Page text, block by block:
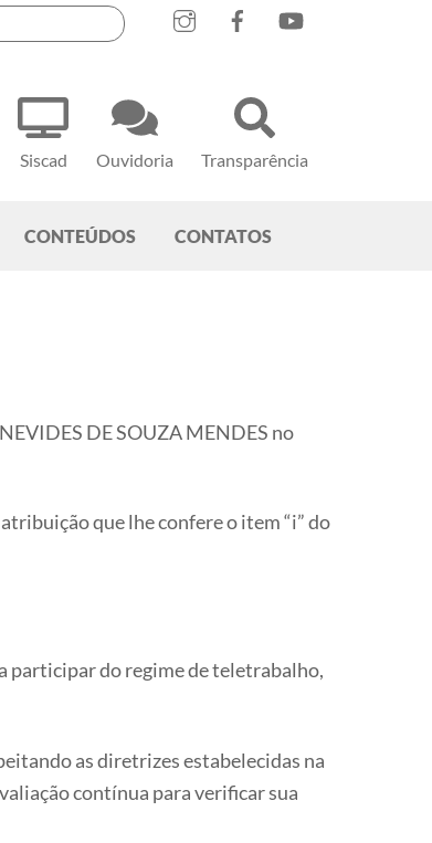
Siscad Ouvidoria Transparência
CONTEÚDOS CONTATOS
DE SOUZA MENDES no
que lhe confere o item “i” do
participar do regime de teletrabalho,
as diretrizes estabelecidas na
contínua para verificar sua